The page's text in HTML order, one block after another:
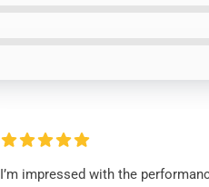
I’m impressed with the